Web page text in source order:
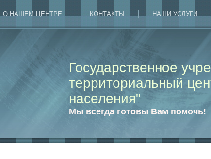
О НАШЕМ ЦЕНТРЕ КОНТАКТЫ НАШИ УСЛУГИ
Государственное
территориальный
населения"
Мы всегда готовы Вам помочь!